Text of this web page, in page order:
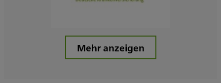
Mehr anzeigen